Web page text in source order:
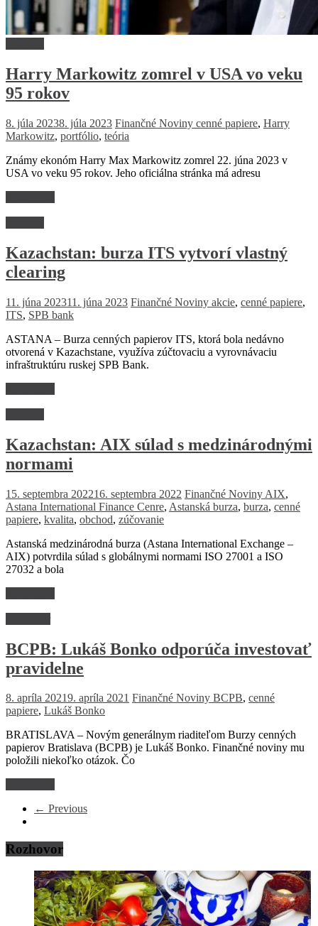
Harry Markowitz zomrel v USA vo veku
95 rokov
8. júla 20238. júla 2023 Finančné Noviny cenné papiere, Harry
Markowitz, portfólio, teória
Známy ekonóm Harry Max Markowitz zomrel 22. júna 2023 v
USA vo veku 95 rokov. Jeho oficiálna stránka má adresu
Kazachstan: burza ITS vytvorí vlastný
clearing
11. júna 202311. júna 2023 Finančné Noviny akcie, cenné papiere,
ITS, SPB bank
ASTANA – Burza cenných papierov ITS, ktorá bola nedávno
otvorená v Kazachstane, využíva zúčtovaciu a vyrovnávaciu
infraštruktúru ruskej SPB Bank.
Kazachstan: AIX súlad s medzinárodnými
normami
15. septembra 202216. septembra 2022 Finančné Noviny AIX,
Astana International Finance Cenre, Astanská burza, burza, cenné
papiere, kvalita, obchod, zúčovanie
Astanská medzinárodná burza (Astana International Exchange –
AIX) potvrdila súlad s globálnymi normami ISO 27001 a ISO
27032 a bola
BCPB: Lukáš Bonko odporúča investovať
pravidelne
8. apríla 20219. apríla 2021 Finančné Noviny BCPB, cenné
papiere, Lukáš Bonko
BRATISLAVA – Novým generálnym riaditeľom Burzy cenných
papierov Bratislava (BCPB) je Lukáš Bonko. Finančné noviny mu
položili niekoľko otázok. Čo
← Previous
Rozhovor